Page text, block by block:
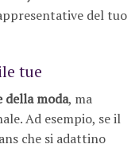
del tuo
tue
moda, ma
Ad esempio, se il
che si adattino